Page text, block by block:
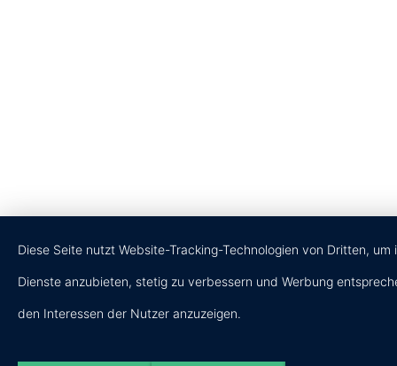
Diese Seite nutzt Website-Tracking-Technologien von Dritten, um
Dienste anzubieten, stetig zu verbessern und Werbung
den Interessen der Nutzer anzuzeigen.